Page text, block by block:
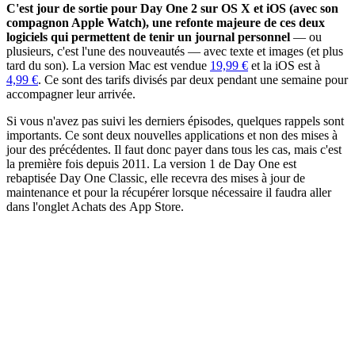
C'est jour de sortie pour Day One 2 sur OS X et iOS (avec son
compagnon Apple Watch), une refonte majeure de ces deux
logiciels qui permettent de tenir un journal personnel — ou
plusieurs, c'est l'une des nouveautés — avec texte et images (et plus
tard du son). La version Mac est vendue 19,99 € et la iOS est à
4,99 €. Ce sont des tarifs divisés par deux pendant une semaine pour
accompagner leur arrivée.
Si vous n'avez pas suivi les derniers épisodes, quelques rappels sont
importants. Ce sont deux nouvelles applications et non des mises à
jour des précédentes. Il faut donc payer dans tous les cas, mais c'est
la première fois depuis 2011. La version 1 de Day One est
rebaptisée Day One Classic, elle recevra des mises à jour de
maintenance et pour la récupérer lorsque nécessaire il faudra aller
dans l'onglet Achats des App Store.